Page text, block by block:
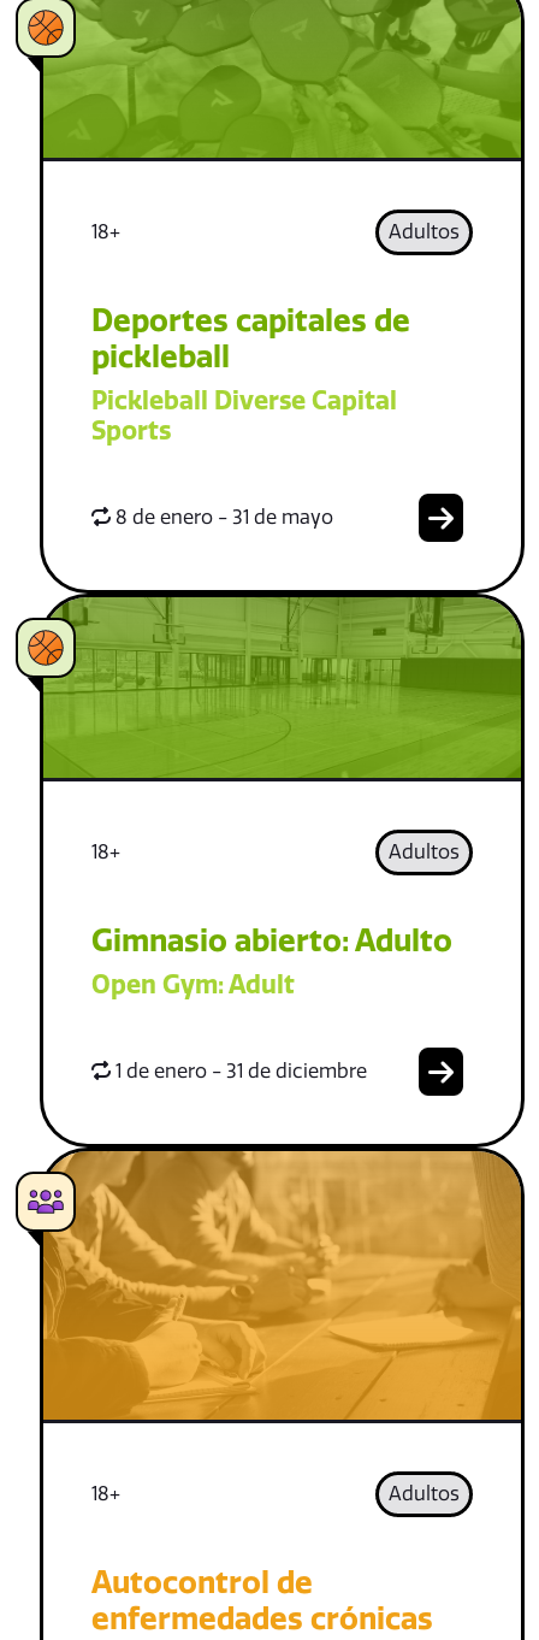
18+ Adultos
Deportes capitales de
pickleball
Pickleball Diverse Capital
Sports
8 de enero - 31 de mayo
18+ Adultos
Gimnasio abierto: Adulto
Open Gym: Adult
1 de enero - 31 de diciembre
18+ Adultos
Autocontrol de
enfermedades crónicas